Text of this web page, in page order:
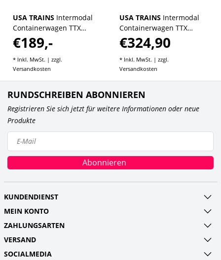
USA TRAINS Intermodal
Containerwagen TTX
(ohne Container)
€189,-
* Inkl. MwSt. | zzgl.
Versandkosten
USA TRAINS Intermodal
Containerwagen TTX
(mit Containern)
€324,90
* Inkl. MwSt. | zzgl.
Versandkosten
RUNDSCHREIBEN ABONNIEREN
Registrieren Sie sich jetzt für weitere Informationen oder neue
Produkte
Abonnieren
KUNDENDIENST
MEIN KONTO
ZAHLUNGSARTEN
VERSAND
SOCIALMEDIA